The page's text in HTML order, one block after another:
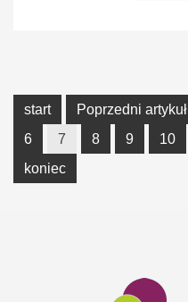
start Poprzedni artykuł
6
7 8 9 10
koniec